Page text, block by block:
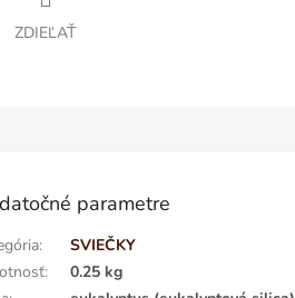
ZDIEĽAŤ
parametre
:
SVIEČKY
:
0.25 kg